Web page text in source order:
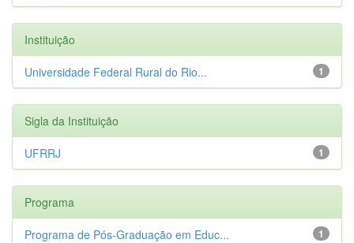
Instituição
1
Universidade Federal Rural do Rio...
Sigla da Instituição
1
UFRRJ
Programa
1
Programa de Pós-Graduação em Educ...